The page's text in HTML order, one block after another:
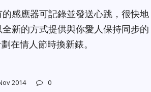
感應器可記錄並發送心跳，很快地
新的方式提供與你愛人保持同步的
在情人節時換新錶。
2014 0